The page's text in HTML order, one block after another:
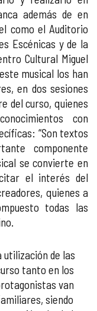
además de en
como el Auditorio
Escénicas y de la
Cultural Miguel
musical los han
en dos sesiones
del curso, quienes
con
“Son textos
componente
se convierte en
el interés del
quienes a
todas las
utilización de las
tanto en los
van
siendo